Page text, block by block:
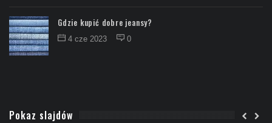
Gdzie kupić dobre jeansy?
4 cze 2023 0
Pokaz slajdów